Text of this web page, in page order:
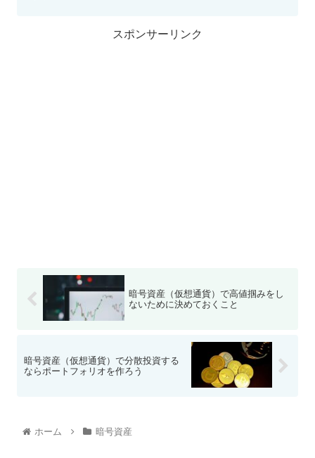
スポンサーリンク
暗号資産（仮想通貨）で高値掴みをし
ないために決めておくこと
暗号資産（仮想通貨）で分散投資する
ならポートフォリオを作ろう
ホーム 暗号資産